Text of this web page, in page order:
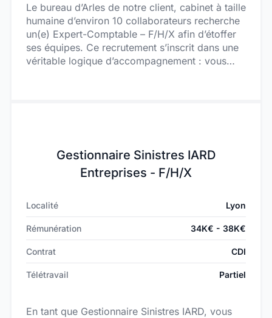
Le bureau d’Arles de notre client, cabinet à taille
humaine d’environ 10 collaborateurs recherche
un(e) Expert-Comptable – F/H/X afin d’étoffer
ses équipes. Ce recrutement s’inscrit dans une
véritable logique d’accompagnement : vous
artisans et professions libérales, dans une
logique de conseil et de proximité.
Gestionnaire Sinistres IARD
Entreprises - F/H/X
Localité Lyon
Rémunération 34K€ - 38K€
Contrat CDI
Télétravail Partiel
En tant que Gestionnaire Sinistres IARD, vous